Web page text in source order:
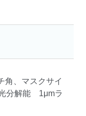
角、マスクサイ
分解能 1μmラ